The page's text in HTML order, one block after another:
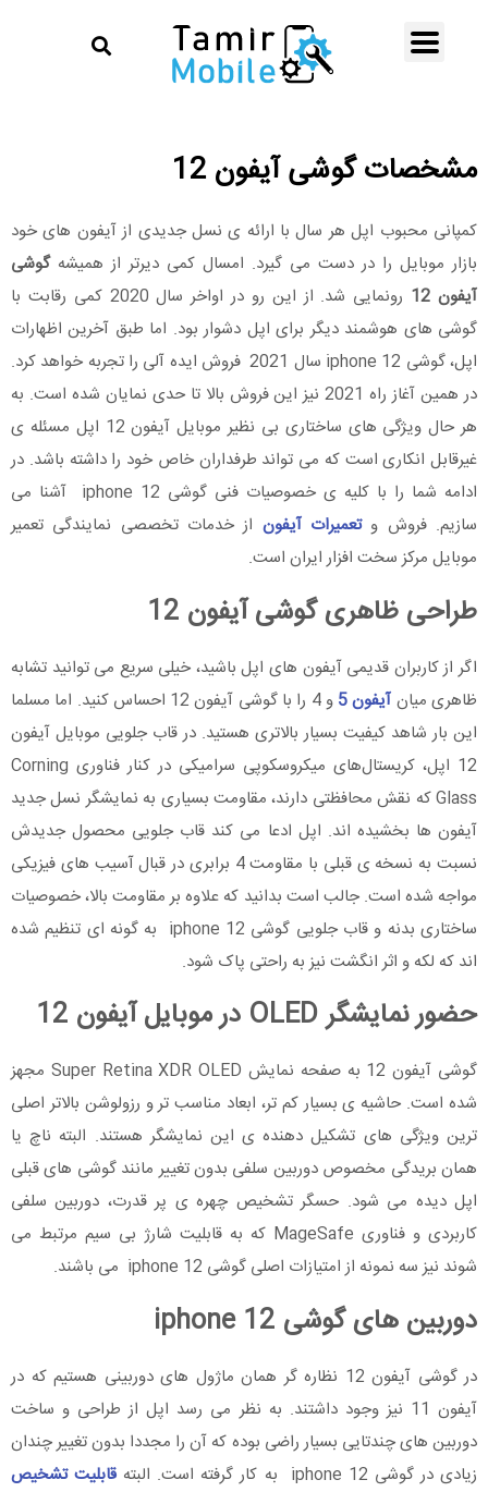
مشخصات گوشی آیفون 12
کمپانی محبوب اپل هر سال با ارائه ی نسل جدیدی از آیفون های خود
بازار موبایل را در دست می گیرد. امسال کمی دیرتر از همیشهگوشی
آیفون 12
رونمایی شد. از این رو در اواخر سال 2020 کمی رقابت با
گوشی های هوشمند دیگر برای اپل دشوار بود. اما طبق آخرین اظهارات
اپل، گوشی iphone 12 سال 2021 فروش ایده آلی را تجربه خواهد کرد.
در همین آغاز راه 2021 نیز این فروش بالا تا حدی نمایان شده است. به
هر حال ویژگی های ساختاری بی نظیر موبایل آیفون 12 اپل مسئله ی
غیرقابل انکاری است که می تواند طرفداران خاص خود را داشته باشد. در
ادامه شما را با کلیه ی خصوصیات فنی گوشی iphone 12 آشنا می
سازیم. فروش وتعمیرات آیفون از خدمات تخصصی نمایندگی تعمیر
موبایل مرکز سخت افزار ایران است.
طراحی ظاهری گوشی آیفون 12
اگر از کاربران قدیمی آیفون های اپل باشید، خیلی سریع می توانید تشابه
ظاهری میان آیفون 5
و 4 را با گوشی آیفون 12 احساس کنید. اما مسلما
این بار شاهد کیفیت بسیار بالاتری هستید. در قاب جلویی موبایل آیفون
12 اپل، کریستال‌های میکروسکوپی سرامیکی در کنار فناوری Corning
Glass که نقش محافظتی دارند، مقاومت بسیاری به نمایشگر نسل جدید
آیفون ها بخشیده اند. اپل ادعا می ‌کند قاب جلویی محصول جدیدش
نسبت به نسخه ی قبلی با مقاومت 4 برابری در قبال آسیب های فیزیکی
مواجه شده است. جالب است بدانید که علاوه بر مقاومت بالا، خصوصیات
ساختاری بدنه و قاب جلویی گوشی iphone 12 به گونه ای تنظیم شده
اند که لکه و اثر انگشت نیز به راحتی پاک شود.
حضور نمایشگر OLED در موبایل آیفون 12
گوشی آیفون 12 به صفحه ‌نمایش Super Retina XDR OLED مجهز
شده است. حاشیه ی بسیار کم تر، ابعاد مناسب تر و رزولوشن بالاتر اصلی
ترین ویژگی های تشکیل دهنده ی این نمایشگر هستند. البته ناچ یا
همان بریدگی مخصوص دوربین سلفی بدون تغییر مانند گوشی های قبلی
اپل دیده می شود. حسگر تشخیص چهره ی پر قدرت، دوربین سلفی
کاربردی و فناوری MageSafe که به قابلیت شارژ بی سیم مرتبط می
شوند نیز سه نمونه از امتیازات اصلی گوشی iphone 12 می باشند.
دوربین های گوشی iphone 12
در گوشی آیفون 12 نظاره گر همان ماژول های دوربینی هستیم که در
آیفون 11 نیز وجود داشتند. به نظر می رسد اپل از طراحی و ساخت
دوربین های چندتایی بسیار راضی بوده که آن را مجددا بدون تغییر چندان
زیادی در گوشی iphone 12 به کار گرفته است. البته
قابلیت تشخیص